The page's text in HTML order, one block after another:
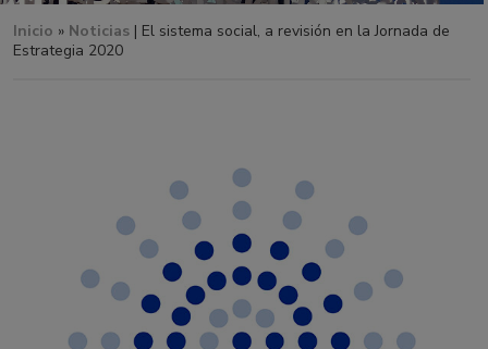
Inicio » Noticias | El sistema social, a revisión en la Jornada de
Estrategia 2020